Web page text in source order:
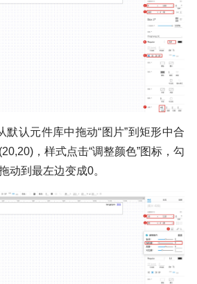
默认元件库中拖动“图片”到矩形中合
，样式点击“调整颜色”图标，勾
动到最左边变成0。